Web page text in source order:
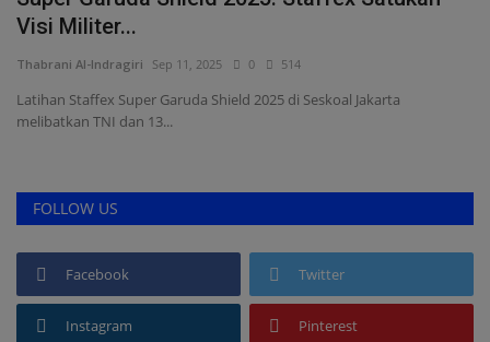
Visi Militer...
Thabrani Al-Indragiri Sep 11, 2025 0 514
Latihan Staffex Super Garuda Shield 2025 di Seskoal Jakarta
melibatkan TNI dan 13...
FOLLOW US
Facebook Twitter
Instagram Pinterest